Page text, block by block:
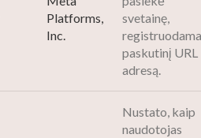
Platforms,
Inc.
svetainę,
paskutinį URL
adresą.
Nustato, kaip
naudotojas